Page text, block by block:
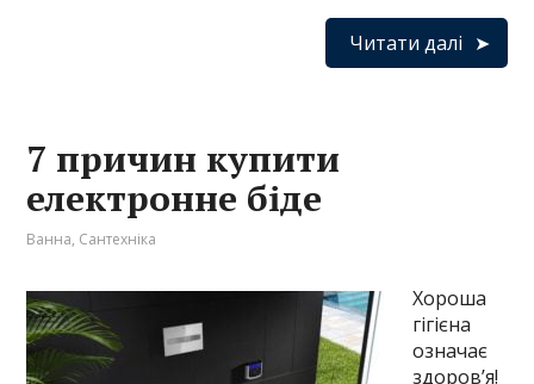
Читати далі
7 причин купити
електронне біде
Ванна, Сантехніка
Хороша
гігієна
означає
здоров’я!